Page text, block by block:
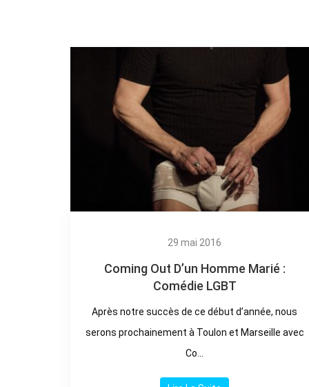
29 mai 2016
Coming Out D’un Homme Marié :
Comédie LGBT
Après notre succès de ce début d’année, nous
serons prochainement à Toulon et Marseille avec
Co...